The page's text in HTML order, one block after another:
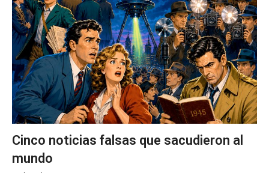
Cinco noticias falsas que sacudieron al
mundo